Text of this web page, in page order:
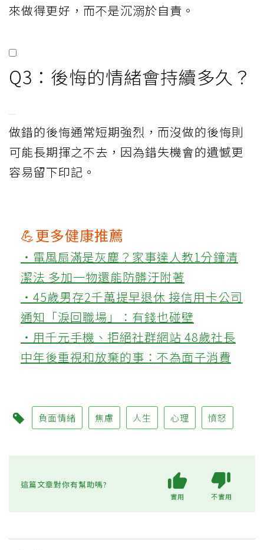
來做得更好，而不是沉溺於自責。
Q3：後悔的情緒會持續多久？
做錯的後悔通常短期強烈，而沒做的後悔則
可能長期揮之不去，因為錯失機會的遺憾更
容易留下印記。
💪更多健康推薦
‧電風扇滿是灰塵？家事達人教1分鐘清
潔法 多加一物還能防髒汙附著
‧45歲男存2千萬提早退休 接信用卡公司
通知「淚回職場」：有錢也碰壁
‧用千元手機、拒絕社群網站 48歲社長
中年後重視和放棄的事：不為面子消費
負面情緒 焦慮 人生 心理 憤怒
這篇文章對你有幫助嗎?
實用 不實用